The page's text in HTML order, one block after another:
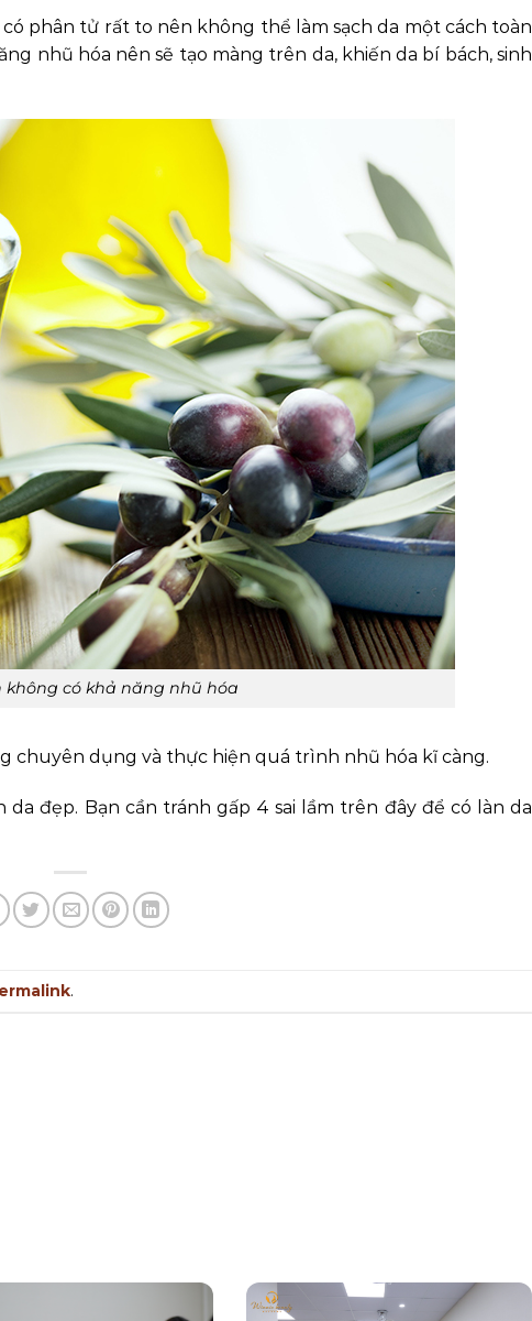
phân tử rất to nên không thể làm sạch da một cách toàn
nhũ hóa nên sẽ tạo màng trên da, khiến da bí bách, sinh
không có khả năng nhũ hóa
chuyên dụng và thực hiện quá trình nhũ hóa kĩ càng.
đẹp. Bạn cần tránh gấp 4 sai lầm trên đây để có làn da
.